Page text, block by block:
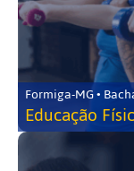
Formiga-MG •
Educação